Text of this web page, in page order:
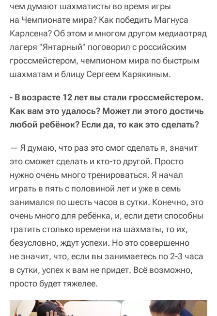
чем думают шахматисты во время игры
на Чемпионате мира? Как победить Магнуса
Карлсена? Об этом и многом другом медиаотряд
лагеря "Янтарный" поговорил с российским
гроссмейстером, чемпионом мира по быстрым
шахматам и блицу Сергеем Карякиным.
- В возрасте 12 лет вы стали гроссмейстером.
Как вам это удалось? Может ли этого достичь
любой ребёнок? Если да, то как это сделать?
— Я думаю, что раз это смог сделать я, значит
это сможет сделать и кто-то другой. Просто
нужно очень много тренироваться. Я начал
играть в пять с половиной лет и уже в семь
занимался по шесть часов в сутки. Конечно, это
очень много для ребёнка, и, если дети способны
тратить столько времени на шахматы, то их,
безусловно, ждут успехи. Но это совершенно
не значит, что, если вы занимаетесь по 2-3 часа
в сутки, успех к вам не придет. Всё возможно,
просто будет тяжелее.